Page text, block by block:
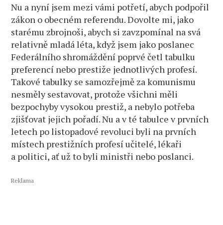
Nu a nyní jsem mezi vámi potřetí, abych podpořil
zákon o obecném referendu. Dovolte mi, jako
starému zbrojnoši, abych si zavzpomínal na svá
relativně mladá léta, když jsem jako poslanec
Federálního shromáždění poprvé četl tabulku
preferencí nebo prestiže jednotlivých profesí.
Takové tabulky se samozřejmě za komunismu
nesměly sestavovat, protože všichni měli
bezpochyby vysokou prestiž, a nebylo potřeba
zjišťovat jejich pořadí. Nu a v té tabulce v prvních
letech po listopadové revoluci byli na prvních
místech prestižních profesí učitelé, lékaři
a politici, ať už to byli ministři nebo poslanci.
Reklama